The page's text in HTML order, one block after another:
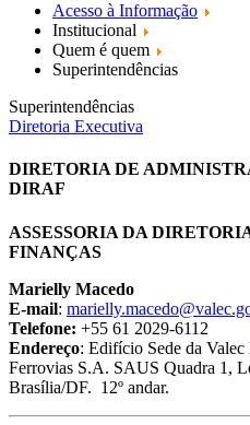
Acesso à Informação
Institucional
Quem é quem
Superintendências
Superintendências
Diretoria Executiva
DIRETORIA DE
DIRAF
ASSESSORIA DA
FINANÇAS
Marielly Macedo
E-mail:
Telefone: +55 61 2029-6112
Endereço: Edifício Sede da Valec
Ferrovias S.A. SAUS Quadra 1,
Brasília/DF. 12º andar.